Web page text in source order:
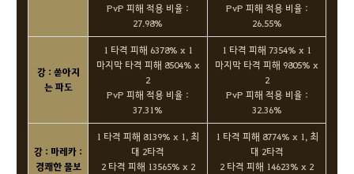
PvP 피해 적용 비율 :
27.98%
PvP 피해 적용 비율 :
26.55%
강 : 쏟아지
는 파도
1 타격 피해 6378% x 1
마지막 타격 피해 8504% x
2
PvP 피해 적용 비율 :
37.31%
1 타격 피해 7354% x 1
마지막 타격 피해 9805% x
2
PvP 피해 적용 비율 :
32.36%
강 : 마레카 :
경쾌한 물보
1 타격 피해 8139% x 1, 최
대 2타격
2 타격 피해 13565% x 2
1 타격 피해 8774% x 1, 최
대 2타격
2 타격 피해 14623% x 2